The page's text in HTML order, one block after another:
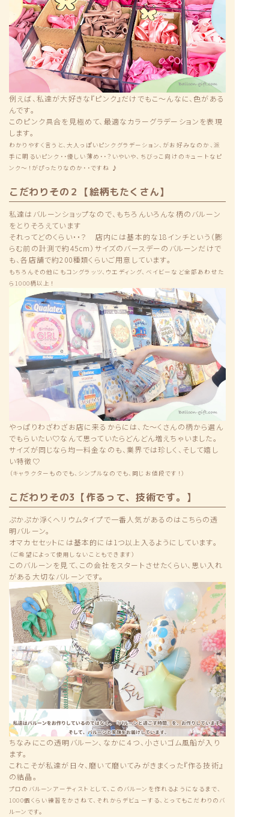
例えば、私達が大好きな『ピンク』だけでもこ〜んなに、色がある
んです。
このピンク具合を見極めて、最適なカラーグラデーションを表現
します。
わかりやすく言うと、大人っぽいピンクグラデーション、がお好みなのか、派
手に明るいピンク・・優しい薄め・・？いやいや、ちびっこ向けのキュートなピ
ンク〜！がぴったりなのか・・ですね ♪
こだわりその２【絵柄もたくさん】
私達はバルーンショップなので、もちろんいろんな柄のバルーン
をとりそろえています
それってどのくらい・・？ 店内には基本的な18インチという（膨
らむ前の計測で約45cm）サイズのバースデーのバルーンだけで
も、各店舗で約200種類くらいご用意しています。
もちろんその他にもコングラッツ、ウエディング、ベイビーなど全部あわせた
ら1000柄以上！
やっぱりわざわざお店に来るからには、た〜くさんの柄から選ん
でもらいたい♡なんて思っていたらどんどん増えちゃいました。
サイズが同じなら均一料金なのも、業界では珍しく、そして嬉し
い特徴♡
（キャラクターものでも、シンプルなのでも、同じお値段です！）
こだわりその3【作るって、技術です。】
ぷかぷか浮くヘリウムタイプで一番人気があるのはこちらの透
明バルーン。
オマカセセットには基本的には1つ以上入るようにしています。
（ご希望によって使用しないこともできます）
このバルーンを見て、この会社をスタートさせたくらい、思い入れ
がある大切なバルーンです。
ちなみにこの透明バルーン、なかに４つ、小さいゴム風船が入り
ます。
これこそが私達が日々、磨いて磨いてみがきまくった『作る技術』
の結晶。
プロのバルーンアーティストとして、このバルーンを作れるようになるまで、
1000個くらい練習をかさねて、それからデビューする、とってもこだわりのバ
ルーンです。